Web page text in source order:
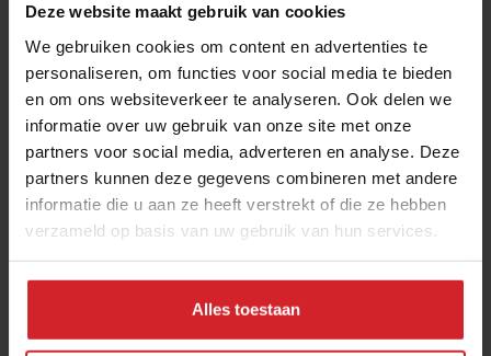
Deze website maakt gebruik van cookies
We gebruiken cookies om content en advertenties te
personaliseren, om functies voor social media te bieden
en om ons websiteverkeer te analyseren. Ook delen we
informatie over uw gebruik van onze site met onze
partners voor social media, adverteren en analyse. Deze
partners kunnen deze gegevens combineren met andere
informatie die u aan ze heeft verstrekt of die ze hebben
verzameld op basis van uw gebruik van hun services.
Alles toestaan
191 chefs, 1 hotel
30 oktober 2014| 1 min